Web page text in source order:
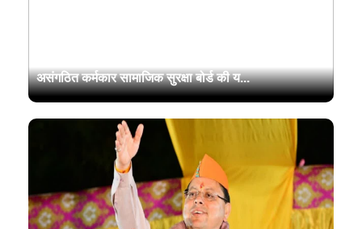
असंगठित कर्मकार सामाजिक सुरक्षा बोर्ड की य...